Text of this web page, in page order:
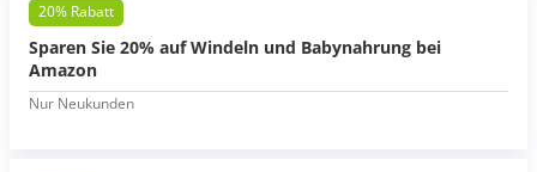
20% Rabatt
Sparen Sie 20% auf Windeln und Babynahrung bei
Amazon
Nur Neukunden